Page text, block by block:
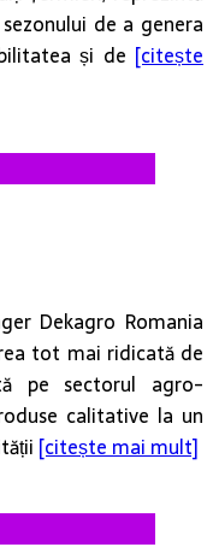
de a genera
și de [citește
Dekagro Romania
tot mai ridicată de
pe sectorul agro-
calitative la un
[citește mai mult]